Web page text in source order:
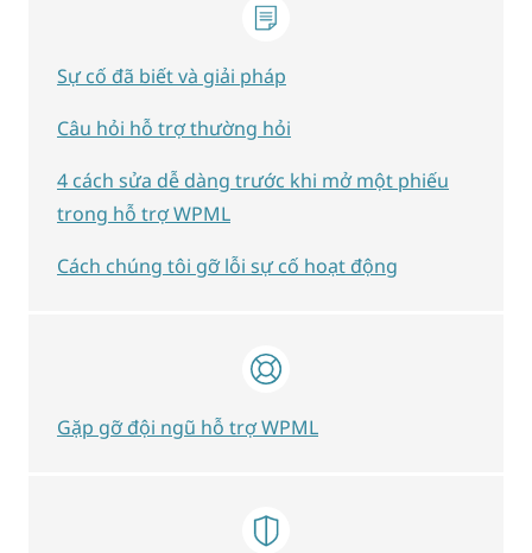
Sự cố đã biết và giải pháp
Câu hỏi hỗ trợ thường hỏi
4 cách sửa dễ dàng trước khi mở một phiếu
trong hỗ trợ WPML
Cách chúng tôi gỡ lỗi sự cố hoạt động
Gặp gỡ đội ngũ hỗ trợ WPML